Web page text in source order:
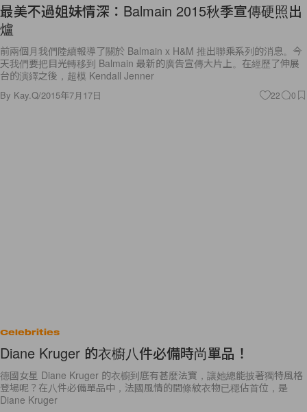
最美不過姐妹情深：Balmain 2015秋季宣傳硬照出
爐
前兩個月我們陸續報導了關於 Balmain x H&M 推出聯乘系列的消息。今
天我們要把目光轉移到 Balmain 最新的廣告宣傳大片上。在經歷了伸展
台的演繹之後，超模 Kendall Jenner
By Kay.Q/2015年7月17日 22 0
Celebrities
Diane Kruger 的衣櫥八件必備時尚單品！
德國女星 Diane Kruger 的衣櫥到底有甚麼法寶，讓她總能披著獨特風格
登場呢？在八件必備單品中，法國風情的間條紋衣物已穩佔首位，是
Diane Kruger